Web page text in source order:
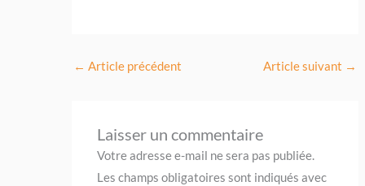
← Article précédent Article suivant →
Laisser un commentaire
Votre adresse e-mail ne sera pas publiée.
Les champs obligatoires sont indiqués avec